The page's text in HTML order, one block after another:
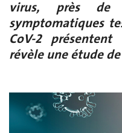
virus, près de
symptomatiques
CoV-2
révèle une étude